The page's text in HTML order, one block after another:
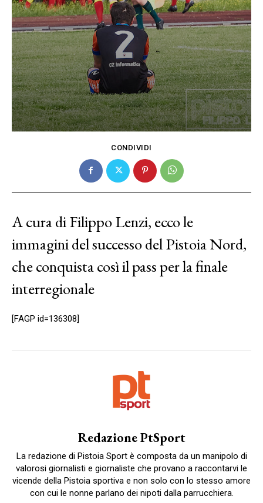
CONDIVIDI
A cura di Filippo Lenzi, ecco le
immagini del successo del Pistoia Nord,
che conquista così il pass per la finale
interregionale
[FAGP id=136308]
Redazione PtSport
La redazione di Pistoia Sport è composta da un manipolo di
valorosi giornalisti e giornaliste che provano a raccontarvi le
vicende della Pistoia sportiva e non solo con lo stesso amore
con cui le nonne parlano dei nipoti dalla parrucchiera.